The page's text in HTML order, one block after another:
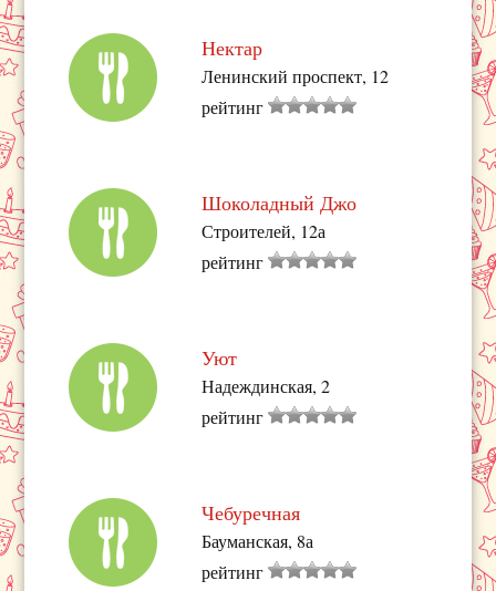
Нектар
Ленинский проспект, 12
рейтинг
Шоколадный Джо
Строителей, 12а
рейтинг
Уют
Надеждинская, 2
рейтинг
Чебуречная
Бауманская, 8а
рейтинг